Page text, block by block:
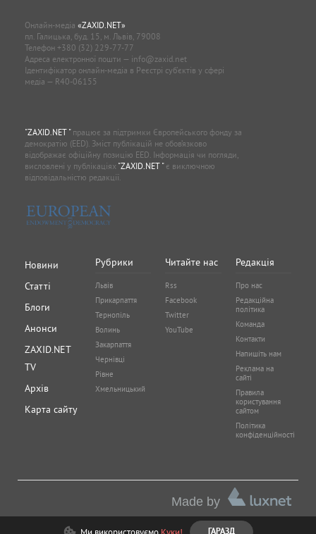
Онлайн-медіа «ZAXID.NET»
пл. Галицька, буд. 15, м. Львів, 79008
Телефон +380 (32) 229-77-77
Адреса електронної пошти — info@zaxid.net
Ідентифікатор онлайн-медіа в Реєстрі суб'єктів у сфері
медіа — R40-06155
"ZAXID.NET "працює за підтримки Європейського фонду за
демократію (EED). Зміст публікацій не обов’язково
відображає офіційну позицію EED. Інформація чи погляди,
висловлені у публікаціях "ZAXID.NET "є виключною
відповідальністю редакції.
Новини
Статті
Блоги
Анонси
ZAXID.NET
TV
Архів
Карта сайту
Рубрики
Львів
Прикарпаття
Тернопіль
Волинь
Закарпаття
Чернівці
Рівне
Хмельницький
Читайте нас
Rss
Facebook
Twitter
YouTube
Редакція
Про нас
Редакційна
політика
Команда
Контакти
Напишіть нам
Реклама на
сайті
Правила
користування
сайтом
Політика
конфіденційності
Made by